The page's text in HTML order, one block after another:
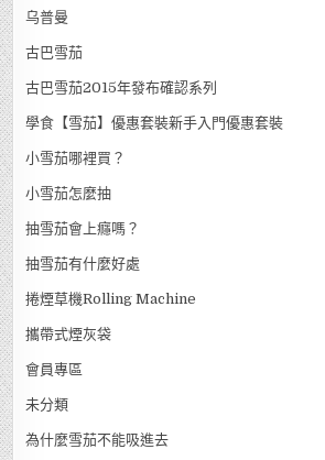
乌普曼
古巴雪茄
古巴雪茄2015年發布確認系列
學食【雪茄】優惠套裝新手入門優惠套裝
小雪茄哪裡買？
小雪茄怎麼抽
抽雪茄會上癮嗎？
抽雪茄有什麼好處
捲煙草機Rolling Machine
攜帶式煙灰袋
會員專區
未分類
為什麼雪茄不能吸進去